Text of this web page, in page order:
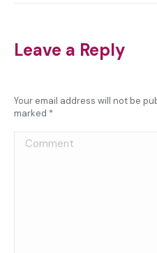
Leave a Reply
Your email address will not be
marked *
Comment